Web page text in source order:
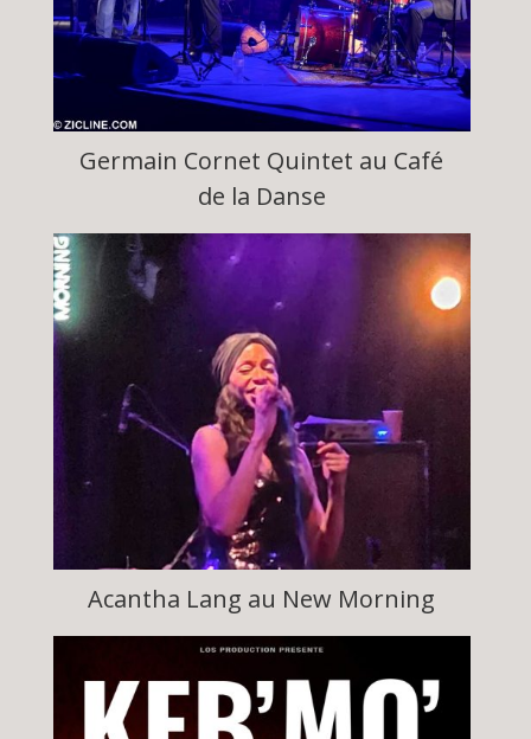
Germain Cornet Quintet au Café
de la Danse
Acantha Lang au New Morning